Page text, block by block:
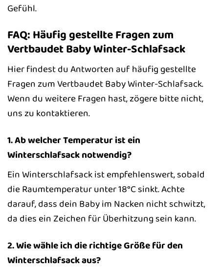
Gefühl.
FAQ: Häufig gestellte Fragen zum
Vertbaudet Baby Winter-Schlafsack
Hier findest du Antworten auf häufig gestellte
Fragen zum Vertbaudet Baby Winter-Schlafsack.
Wenn du weitere Fragen hast, zögere bitte nicht,
uns zu kontaktieren.
1. Ab welcher Temperatur ist ein
Winterschlafsack notwendig?
Ein Winterschlafsack ist empfehlenswert, sobald
die Raumtemperatur unter 18°C sinkt. Achte
darauf, dass dein Baby im Nacken nicht schwitzt,
da dies ein Zeichen für Überhitzung sein kann.
2. Wie wähle ich die richtige Größe für den
Winterschlafsack aus?